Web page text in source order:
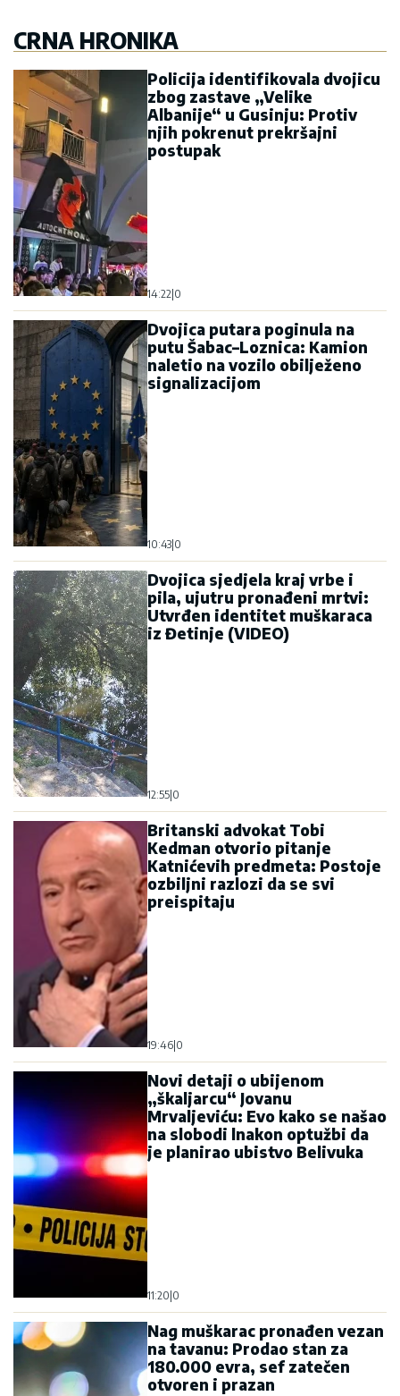
CRNA HRONIKA
Policija identifikovala dvojicu
zbog zastave „Velike
Albanije“ u Gusinju: Protiv
njih pokrenut prekršajni
postupak
14:22 0
Dvojica putara poginula na
putu Šabac–Loznica: Kamion
naletio na vozilo obilježeno
signalizacijom
10:43 0
Dvojica sjedjela kraj vrbe i
pila, ujutru pronađeni mrtvi:
Utvrđen identitet muškaraca
iz Đetinje (VIDEO)
12:55 0
Britanski advokat Tobi
Kedman otvorio pitanje
Katnićevih predmeta: Postoje
ozbiljni razlozi da se svi
preispitaju
19:46 0
Novi detaji o ubijenom
„škaljarcu“ Jovanu
Mrvaljeviću: Evo kako se našao
na slobodi lnakon optužbi da
je planirao ubistvo Belivuka
11:20 0
Nag muškarac pronađen vezan
na tavanu: Prodao stan za
180.000 evra, sef zatečen
otvoren i prazan